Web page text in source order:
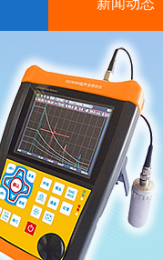
新闻动态